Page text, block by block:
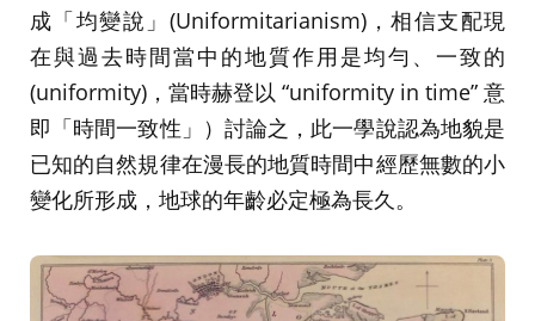
成「均變說」(Uniformitarianism)，相信支配現
在與過去時間當中的地質作用是均勻、一致的
(uniformity)，當時赫登以 “uniformity in time” 意
即「時間一致性」）討論之，此一學說認為地貌是
已知的自然規律在漫長的地質時間中經歷無數的小
變化所形成，地球的年齡必定極為長久。